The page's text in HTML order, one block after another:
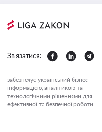
Зв'язатися:
забезпечує український бізнес
інформацією, аналітикою та
технологічними рішеннями для
ефективної та безпечної роботи.